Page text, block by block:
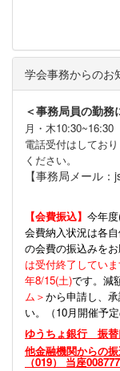
学会事務からのお
＜事務局員の勤務
月・木10:30~16:30
電話受付はしてお
ください。
【事務局メール
【会費振込】 今年
会費納入状況は各
の会費の振込みをお
は受付終了してい
年8/15(土)です。減
ム＞から申請し、
い。（10月開催予
ゆうちょ銀行 振
他金融機関からの
（019） 当座